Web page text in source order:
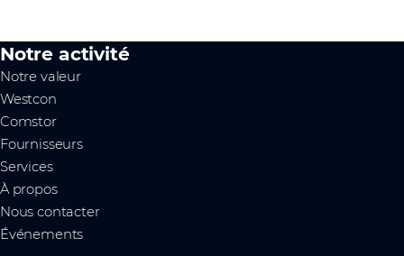
Notre activité
Notre valeur
Westcon
Comstor
Fournisseurs
Services
À propos
Nous contacter
Événements